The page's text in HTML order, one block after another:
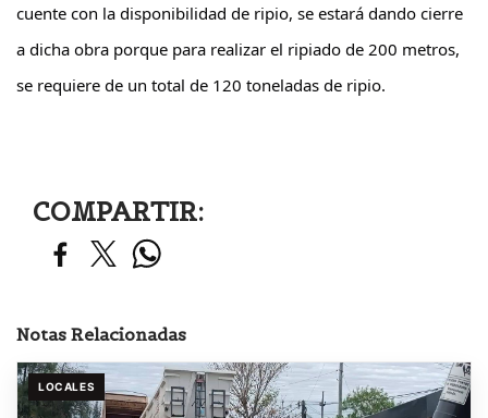
cuente con la disponibilidad de ripio, se estará dando cierre
a dicha obra porque para realizar el ripiado de 200 metros,
se requiere de un total de 120 toneladas de ripio.
COMPARTIR:
Notas Relacionadas
LOCALES